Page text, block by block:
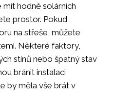
hodně solárních
prostor. Pokud
na střeše, můžete
Některé faktory,
stínů nebo špatný stav
bránit instalaci
by měla vše brát v